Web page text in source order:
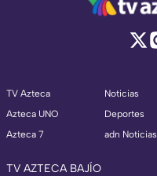
TV Azteca
Azteca UNO
Azteca 7
Noticias
Deportes
adn Noticias
TV AZTECA BAJÍO